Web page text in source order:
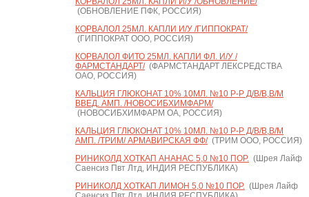
(ОБНОВЛЕНИЕ ПФК, РОССИЯ)
КОРВАЛОЛ 25МЛ. КАПЛИ И/У /ГИППОКРАТ/
(ГИППОКРАТ ООО, РОССИЯ)
КОРВАЛОЛ ФИТО 25МЛ. КАПЛИ ФЛ. И/У /
ФАРМСТАНДАРТ/(ФАРМСТАНДАРТ ЛЕКСРЕДСТВА
ОАО, РОССИЯ)
КАЛЬЦИЯ ГЛЮКОНАТ 10% 10МЛ. №10 Р-Р Д/В/В,В/М
ВВЕД. АМП. /НОВОСИБХИМФАРМ/
(НОВОСИБХИМФАРМ ОА, РОССИЯ)
КАЛЬЦИЯ ГЛЮКОНАТ 10% 10МЛ. №10 Р-Р Д/В/В,В/М
АМП. /ТРИМ/ АРМАВИРСКАЯ ФФ/(ТРИМ ООО, РОССИЯ)
РИНИКОЛД ХОТКАП АНАНАС 5,0 №10 ПОР.(Шрея Лайф
Саенсиз Пвт Лтд, ИНДИЯ РЕСПУБЛИКА)
РИНИКОЛД ХОТКАП ЛИМОН 5,0 №10 ПОР.(Шрея Лайф